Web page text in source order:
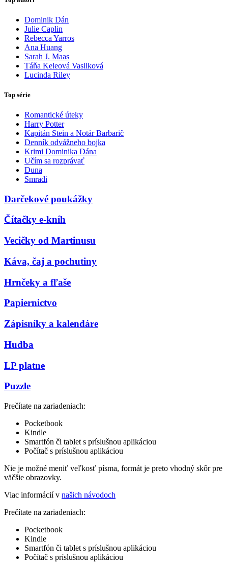
Dominik Dán
Julie Caplin
Rebecca Yarros
Ana Huang
Sarah J. Maas
Táňa Keleová Vasilková
Lucinda Riley
Top série
Romantické úteky
Harry Potter
Kapitán Stein a Notár Barbarič
Denník odvážneho bojka
Krimi Dominika Dána
Učím sa rozprávať
Duna
Smradi
Darčekové poukážky
Čítačky e-kníh
Vecičky od Martinusu
Káva, čaj a pochutiny
Hrnčeky a fľaše
Papiernictvo
Zápisníky a kalendáre
Hudba
LP platne
Puzzle
Prečítate na zariadeniach:
Pocketbook
Kindle
Smartfón či tablet s príslušnou aplikáciou
Počítač s príslušnou aplikáciou
Nie je možné meniť veľkosť písma, formát je preto vhodný skôr pre
väčšie obrazovky.
Viac informácií v našich návodoch
Prečítate na zariadeniach:
Pocketbook
Kindle
Smartfón či tablet s príslušnou aplikáciou
Počítač s príslušnou aplikáciou